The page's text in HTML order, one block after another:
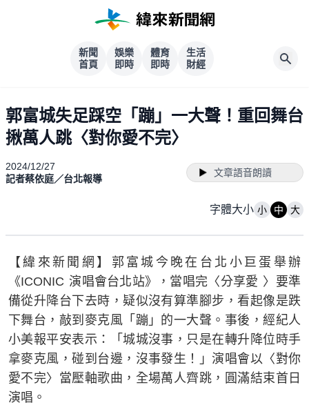
新聞
首頁
娛樂
即時
體育
即時
生活
財經
郭富城失足踩空「蹦」一大聲！重回舞台
揪萬人跳〈對你愛不完〉
2024/12/27
記者蔡依庭／台北報導
文章語音朗讀
字體大小 小 中 大
【緯來新聞網】郭富城今晚在台北小巨蛋舉辦
《ICONIC 演唱會台北站》，當唱完〈分享愛 〉要準
備從升降台下去時，疑似沒有算準腳步，看起像是跌
下舞台，敲到麥克風「蹦」的一大聲。事後，經紀人
小美報平安表示：「城城沒事，只是在轉升降位時手
拿麥克風，碰到台邊，沒事發生！」演唱會以〈對你
愛不完〉當壓軸歌曲，全場萬人齊跳，圓滿結束首日
演唱。